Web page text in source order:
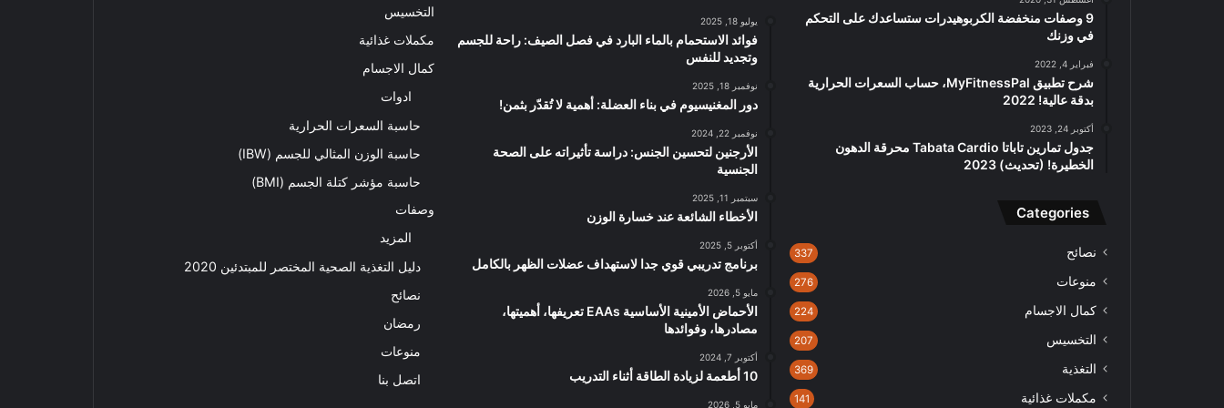
9 وصفات منخفضة الكربوهيدرات ستساعدك على التحكم
في وزنك
فبراير 4, 2022
شرح تطبيق MyFitnessPal، حساب السعرات الحرارية
بدقة عالية! 2022
أكتوبر 24, 2023
جدول تمارين تاباتا Tabata Cardio محرقة الدهون
الخطيرة! (تحديث) 2023
Categories
نصائح 337
منوعات 276
كمال الاجسام 224
التخسيس 207
التغذية 369
مكملات غذائية 141
يوليو 18, 2025
فوائد الاستحمام بالماء البارد في فصل الصيف: راحة للجسم
وتجديد للنفس
نوفمبر 18, 2025
دور المغنيسيوم في بناء العضلة: أهمية لا تُقدّر بثمن!
نوفمبر 22, 2024
الأرجنين لتحسين الجنس: دراسة تأثيراته على الصحة
الجنسية
سبتمبر 11, 2025
الأخطاء الشائعة عند خسارة الوزن
أكتوبر 5, 2025
برنامج تدريبي قوي جدا لاستهداف عضلات الظهر بالكامل
مايو 5, 2026
الأحماض الأمينية الأساسية EAAs تعريفها، أهميتها،
مصادرها، وفوائدها
أكتوبر 7, 2024
10 أطعمة لزيادة الطاقة أثناء التدريب
مايو 5, 2026
التخسيس
مكملات غذائية
كمال الاجسام
ادوات
حاسبة السعرات الحرارية
حاسبة الوزن المثالي للجسم (IBW)
حاسبة مؤشر كتلة الجسم (BMI)
وصفات
المزيد
دليل التغذية الصحية المختصر للمبتدئين 2020​
نصائح
رمضان
منوعات
اتصل بنا